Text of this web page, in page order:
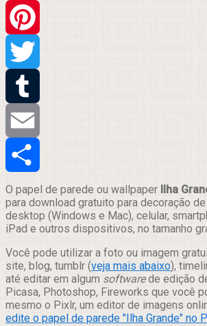
WhatsApp
Pinterest
Twitter
Tumblr
Email
Compartilhar
O papel de parede ou wallpaper Ilha
para download gratuito para decoração
desktop (Windows e Mac), celular,
iPad e outros dispositivos, no tamanho
Você pode utilizar a foto ou imagem
site, blog, tumblr (veja mais abaixo),
até editar em algum softwarede edição
Picasa, Photoshop, Fireworks que você
mesmo o Pixlr, um editor de imagens
edite o papel de parede "Ilha Grande" no